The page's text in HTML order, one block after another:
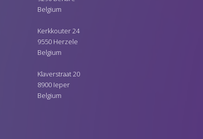
Belgium
Kerkkouter 24
9550 Herzele
Belgium
Klaverstraat 20
8900 Ieper
Belgium